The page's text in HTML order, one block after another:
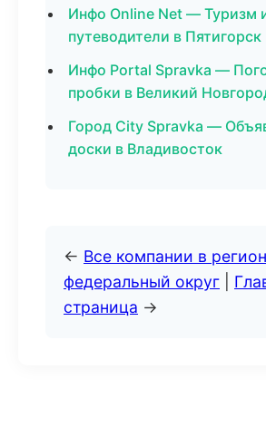
Инфо Online Net — Туризм
путеводители в Пятигорск
Инфо Portal Spravka —
пробки в Великий
Город City Spravka —
доски в Владивосток
← Все компании в
федеральный округ
страница →